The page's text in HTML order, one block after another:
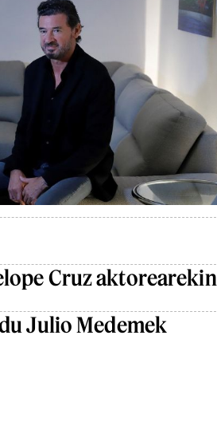
Cruz aktorearekin
Julio Medemek